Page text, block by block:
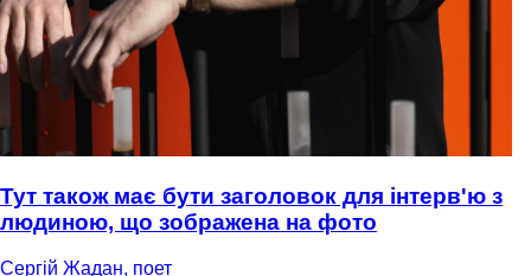
Тут також має бути заголовок для інтерв'ю з
людиною, що зображена на фото
Сергій Жадан, поет